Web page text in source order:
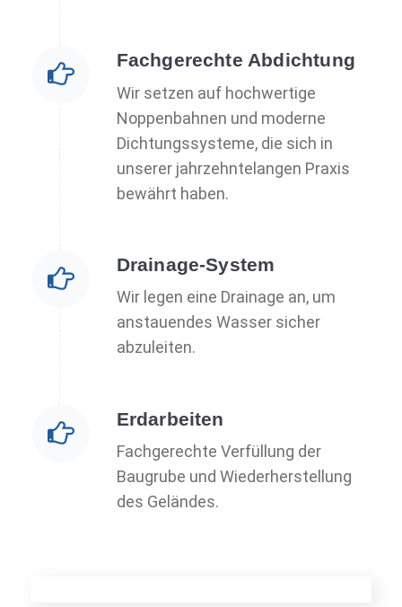
Fachgerechte Abdichtung
Wir setzen auf hochwertige
Noppenbahnen und moderne
Dichtungssysteme, die sich in
unserer jahrzehntelangen Praxis
bewährt haben.
Drainage-System
Wir legen eine Drainage an, um
anstauendes Wasser sicher
abzuleiten.
Erdarbeiten
Fachgerechte Verfüllung der
Baugrube und Wiederherstellung
des Geländes.